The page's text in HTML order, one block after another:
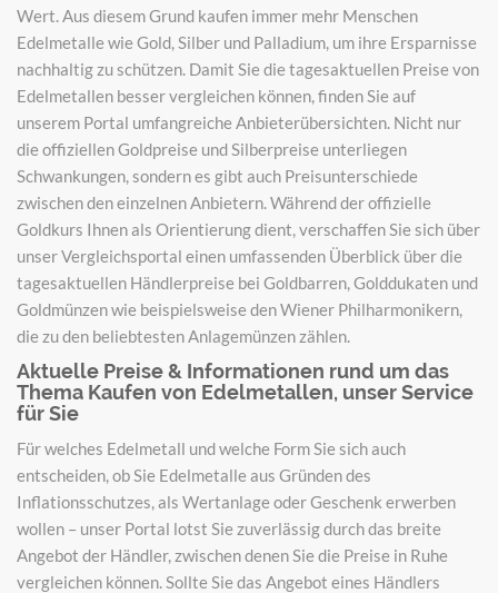
Wert. Aus diesem Grund kaufen immer mehr Menschen
Edelmetalle wie Gold, Silber und Palladium, um ihre Ersparnisse
nachhaltig zu schützen. Damit Sie die tagesaktuellen Preise von
Edelmetallen besser vergleichen können, finden Sie auf
unserem Portal umfangreiche Anbieterübersichten. Nicht nur
die offiziellen Goldpreise und Silberpreise unterliegen
Schwankungen, sondern es gibt auch Preisunterschiede
zwischen den einzelnen Anbietern. Während der offizielle
Goldkurs Ihnen als Orientierung dient, verschaffen Sie sich über
unser Vergleichsportal einen umfassenden Überblick über die
tagesaktuellen Händlerpreise bei Goldbarren, Golddukaten und
Goldmünzen wie beispielsweise den Wiener Philharmonikern,
die zu den beliebtesten Anlagemünzen zählen.
Aktuelle Preise & Informationen rund um das
Thema Kaufen von Edelmetallen, unser Service
für Sie
Für welches Edelmetall und welche Form Sie sich auch
entscheiden, ob Sie Edelmetalle aus Gründen des
Inflationsschutzes, als Wertanlage oder Geschenk erwerben
wollen – unser Portal lotst Sie zuverlässig durch das breite
Angebot der Händler, zwischen denen Sie die Preise in Ruhe
vergleichen können. Sollte Sie das Angebot eines Händlers